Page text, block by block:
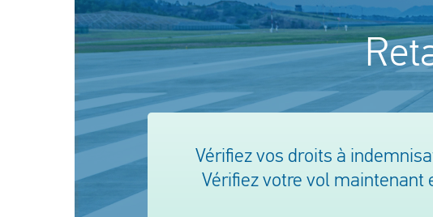
Vérifiez vos droits à
Vérifiez votre vol maintenant